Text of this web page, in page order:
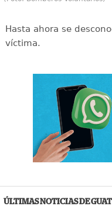
Hasta ahora se
víctima.
ÚLTIMAS NOTICIAS DE